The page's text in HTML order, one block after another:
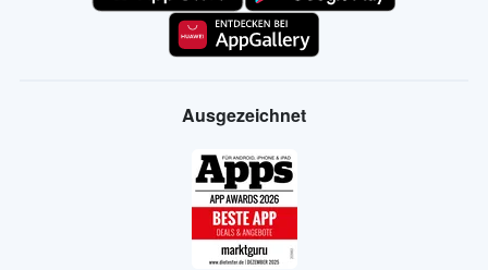
Ausgezeichnet